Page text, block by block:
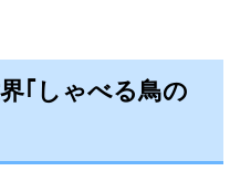
｢しゃべる鳥の